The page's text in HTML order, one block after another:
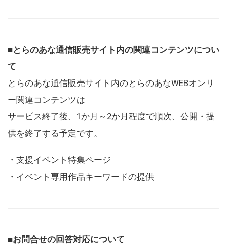
■とらのあな通信販売サイト内の関連コンテンツについ
て
とらのあな通信販売サイト内のとらのあなWEBオンリ
ー関連コンテンツは
サービス終了後、1か月～2か月程度で順次、公開・提
供を終了する予定です。
・支援イベント特集ページ
・イベント専用作品キーワードの提供
■お問合せの回答対応について